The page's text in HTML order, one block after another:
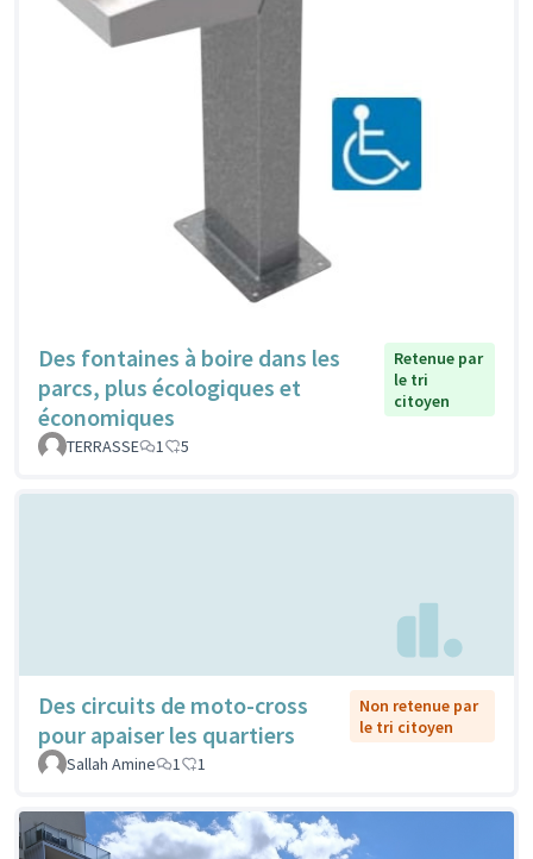
Des fontaines à boire dans les
parcs, plus écologiques et
économiques
Retenue par
le tri
citoyen
TERRASSE 1 5
Des circuits de moto-cross
pour apaiser les quartiers
Non retenue par
le tri citoyen
Sallah Amine
1 1